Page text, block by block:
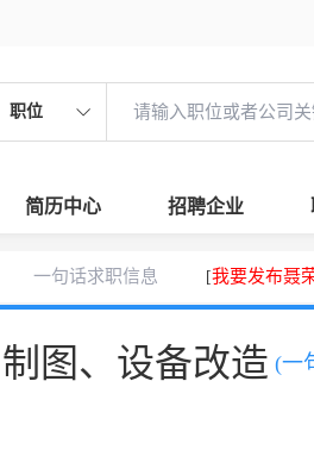
职位
简历中心 招聘企业
一句话求职信息 [我要发布聂
图、设备改造 (一